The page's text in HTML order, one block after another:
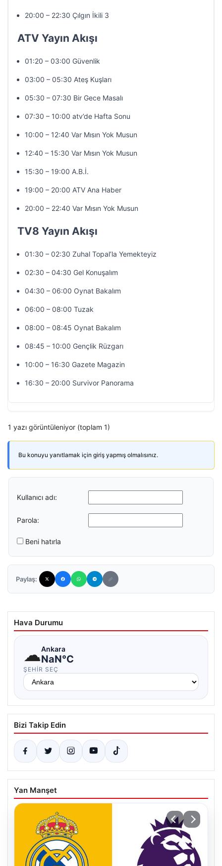
20:00 – 22:30 Çılgın İkili 3
ATV Yayın Akışı
01:20 – 03:00 Güvenlik
03:00 – 05:30 Ateş Kuşları
05:30 – 07:30 Bir Gece Masalı
07:30 – 10:00 atv’de Hafta Sonu
10:00 – 12:40 Var Mısın Yok Musun
12:40 – 15:30 Var Mısın Yok Musun
15:30 – 19:00 A.B.İ.
19:00 – 20:00 ATV Ana Haber
20:00 – 22:40 Var Mısın Yok Musun
TV8 Yayın Akışı
01:30 – 02:30 Zuhal Topal’la Yemekteyiz
02:30 – 04:30 Gel Konuşalım
04:30 – 06:00 Oynat Bakalım
06:00 – 08:00 Tuzak
08:00 – 08:45 Oynat Bakalım
08:45 – 10:00 Gençlik Rüzgarı
10:00 – 16:30 Gazete Magazin
16:30 – 20:00 Survivor Panorama
1 yazı görüntüleniyor (toplam 1)
Bu konuyu yanıtlamak için giriş yapmış olmalısınız.
Kullanıcı adı:
Parola:
Beni hatırla
Paylaş:
Hava Durumu
☁Ankara
NaN°C
ŞEHIR SEÇ
Bizi Takip Edin
Yan Manşet